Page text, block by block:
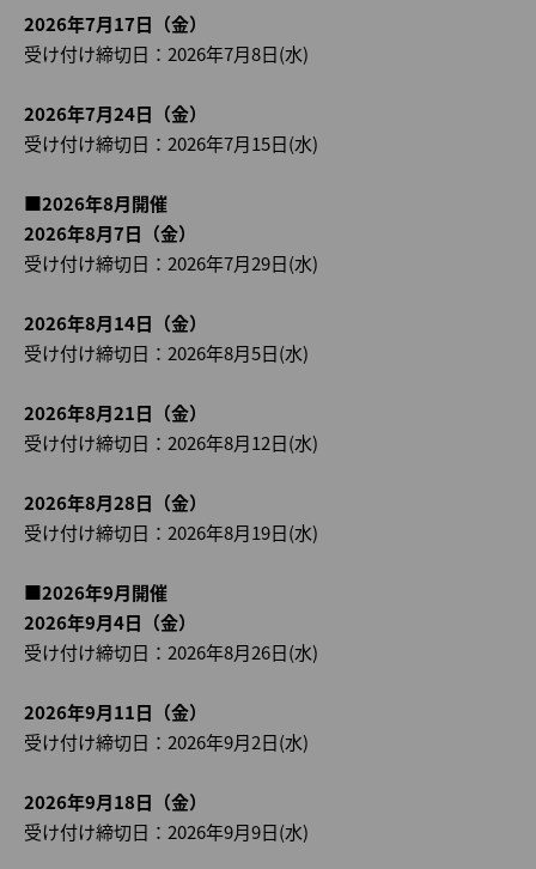
2026年7月17日（金）
受け付け締切日：2026年7月8日(水)
2026年7月24日（金）
受け付け締切日：2026年7月15日(水)
■2026年8月開催
2026年8月7日（金）
受け付け締切日：2026年7月29日(水)
2026年8月14日（金）
受け付け締切日：2026年8月5日(水)
2026年8月21日（金）
受け付け締切日：2026年8月12日(水)
2026年8月28日（金）
受け付け締切日：2026年8月19日(水)
■2026年9月開催
2026年9月4日（金）
受け付け締切日：2026年8月26日(水)
2026年9月11日（金）
受け付け締切日：2026年9月2日(水)
2026年9月18日（金）
受け付け締切日：2026年9月9日(水)